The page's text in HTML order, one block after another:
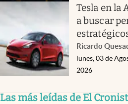
Tesla en la
a buscar
Ricardo
lunes, 03 de
2026
Las más leídas de El